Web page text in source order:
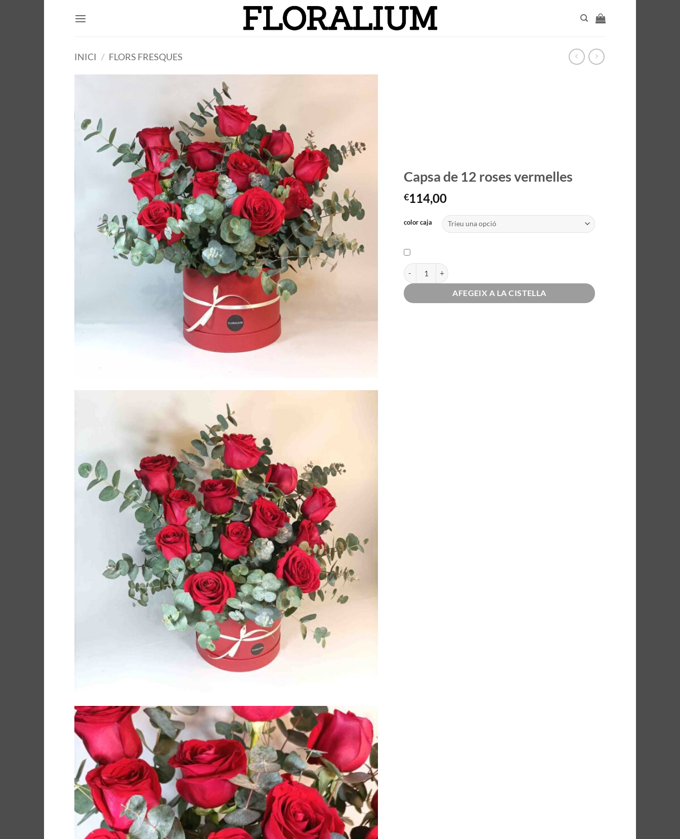
INICI / FLORS FRESQUES
deseos
Capsa de 12 roses vermelles
€114,00
color caja
quantitat de Capsa de 12 roses vermelles
AFEGEIX A LA CISTELLA